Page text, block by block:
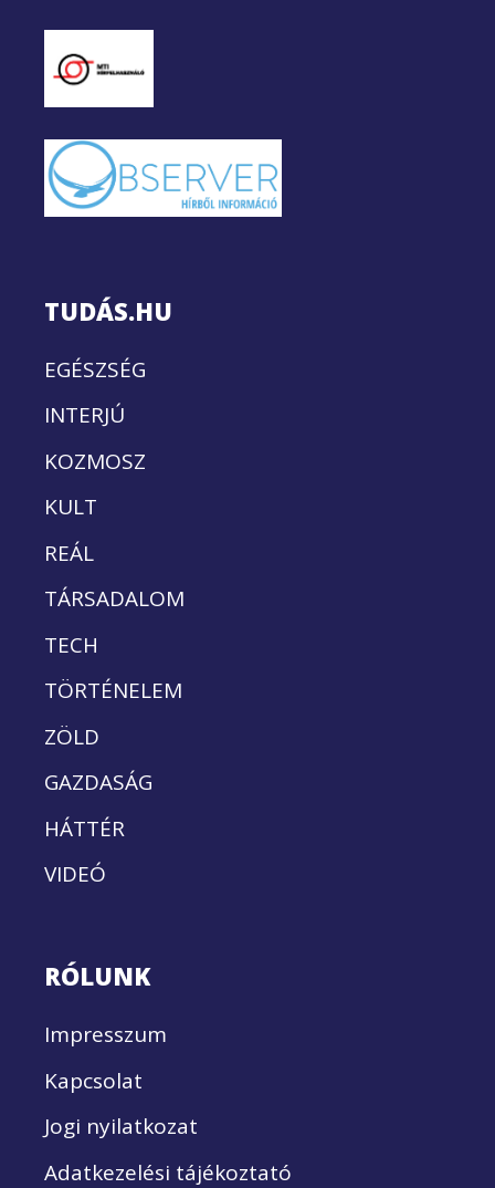
TUDÁS.HU
EGÉSZSÉG
INTERJÚ
KOZMOSZ
KULT
REÁL
TÁRSADALOM
TECH
TÖRTÉNELEM
ZÖLD
GAZDASÁG
HÁTTÉR
VIDEÓ
RÓLUNK
Impresszum
Kapcsolat
Jogi nyilatkozat
Adatkezelési tájékoztató